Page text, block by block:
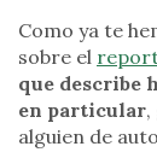
Como ya te
sobre el
que describe
en particular,
alguien de